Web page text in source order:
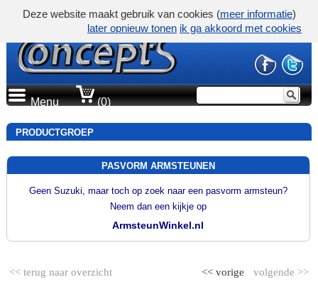
Menu (0)
PRODUCTGROEP
PASVORM ARMSTEUNEN
Geen Suzuki, maar toch op zoek naar een pasvorm armsteun?
Neem dan een kijkje op
ArmsteunWinkel.nl
<< terug naar overzicht volgende >>
<< vorige
Deze website maakt gebruik van cookies (meer informatie)
later opnieuw tonen ik ga akkoord met cookies